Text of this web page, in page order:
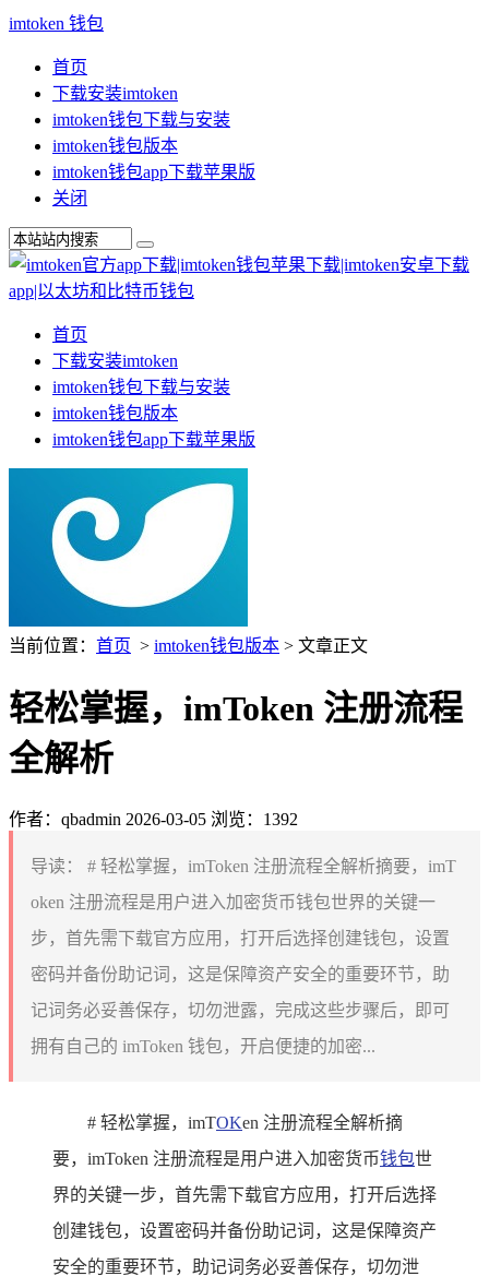
imtoken 钱包
首页
下载安装imtoken
imtoken钱包下载与安装
imtoken钱包版本
imtoken钱包app下载苹果版
关闭
首页
下载安装imtoken
imtoken钱包下载与安装
imtoken钱包版本
imtoken钱包app下载苹果版
当前位置： 首页 > imtoken钱包版本 > 文章正文
轻松掌握，imToken 注册流程
全解析
作者：qbadmin 2026-03-05 浏览：1392
导读：
# 轻松掌握，imToken 注册流程全解析摘要，imT
oken 注册流程是用户进入加密货币钱包世界的关键一
步，首先需下载官方应用，打开后选择创建钱包，设置
密码并备份助记词，这是保障资产安全的重要环节，助
记词务必妥善保存，切勿泄露，完成这些步骤后，即可
拥有自己的 imToken 钱包，开启便捷的加密...
# 轻松掌握，imTOKen 注册流程全解析摘
要，imToken 注册流程是用户进入加密货币钱包世
界的关键一步，首先需下载官方应用，打开后选择
创建钱包，设置密码并备份助记词，这是保障资产
安全的重要环节，助记词务必妥善保存，切勿泄